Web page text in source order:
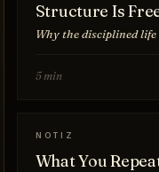
Structure Is
Why the disciplined life
5 min
NOTIZ
What You